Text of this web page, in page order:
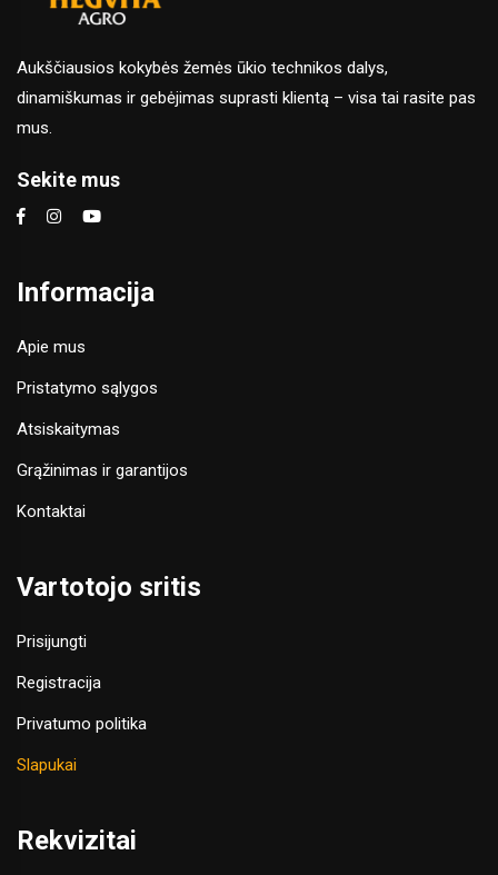
Aukščiausios kokybės žemės ūkio technikos dalys,
dinamiškumas ir gebėjimas suprasti klientą – visa tai rasite pas
mus.
Sekite mus
Informacija
Apie mus
Pristatymo sąlygos
Atsiskaitymas
Grąžinimas ir garantijos
Kontaktai
Vartotojo sritis
Prisijungti
Registracija
Privatumo politika
Slapukai
Rekvizitai